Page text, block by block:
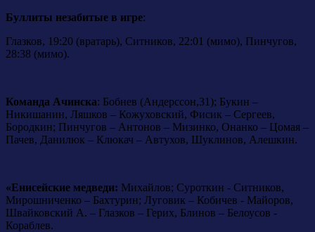
Буллиты незабитые в игре:
Глазков, 19:20 (вратарь), Ситников, 22:01 (мимо), Пинчугов,
28:38 (мимо).
Команда Aчинска: Бобнев (Андерссон,31); Букин –
Никишанин, Ляшков – Кожуховский, Фисик – Сергеев,
Бородкин; Пинчугов – Антонов – Мизинко, Онанко – Цомая –
Пачев, Данилюк – Клюкач – Автухов, Шуклинов, Алешкин.
«Енисейские медведи: Михайлов; Суроткин - Ситников,
Мирошниченко – Бахтурин; Луговик – Кобичев - Майоров,
Швайковский А. – Глазков – Герих, Блинов – Белоусов -
Кораблев.